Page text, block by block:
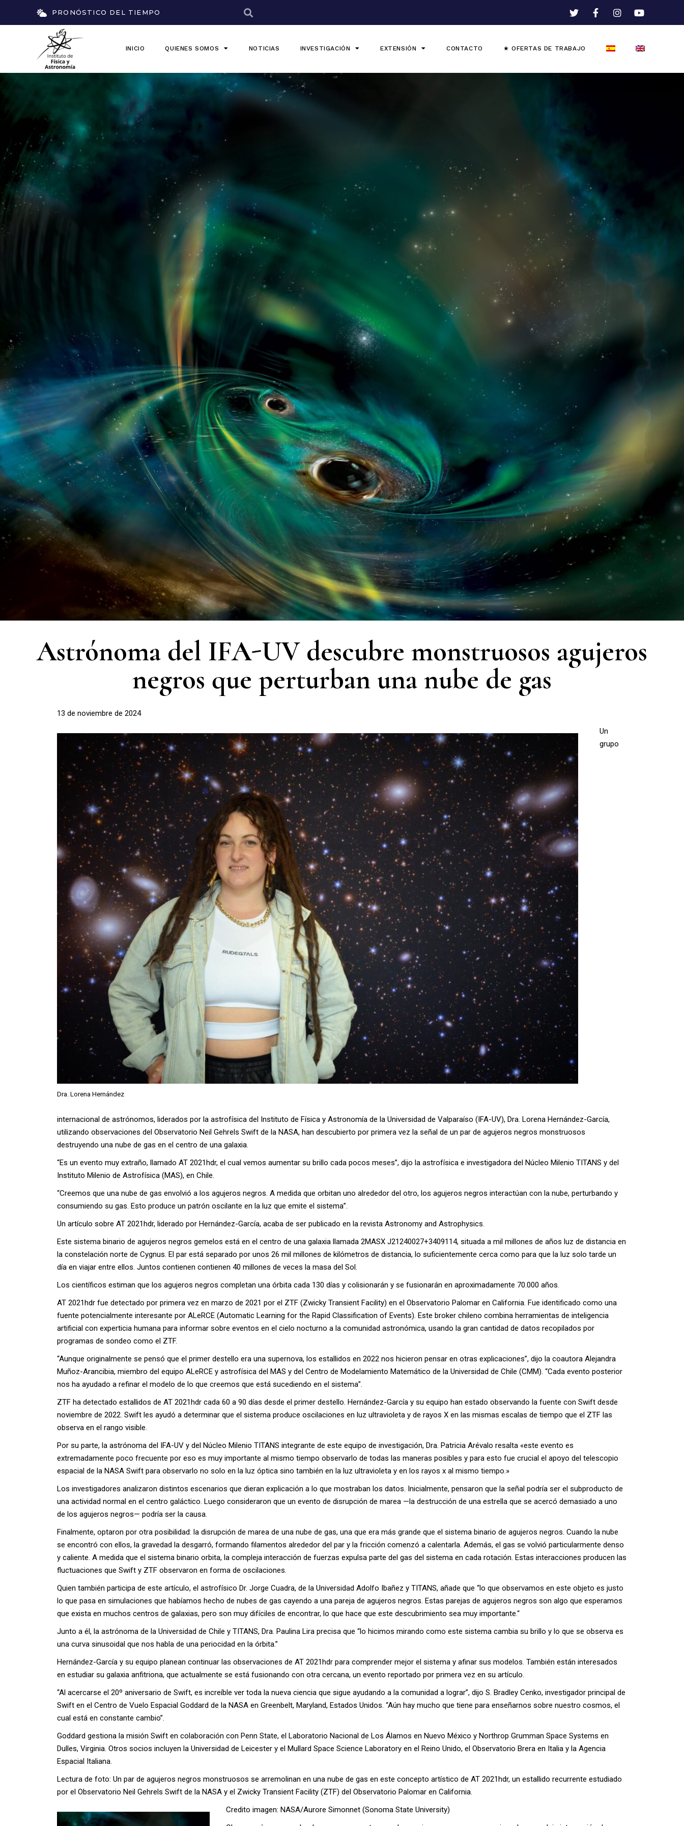
PRONÓSTICO DEL TIEMPO
INICIO QUIENES SOMOS NOTICIAS INVESTIGACIÓN EXTENSIÓN CONTACTO ★ OFERTAS DE TRABAJO
Astrónoma del IFA-UV descubre monstruosos agujeros
negros que perturban una nube de gas
13 de noviembre de 2024
Dra. Lorena Hernández
Un
grupo
internacional de astrónomos, liderados por la astrofísica del Instituto de Física y Astronomía de la Universidad de Valparaíso (IFA-UV), Dra. Lorena Hernández-García,
utilizando observaciones del Observatorio Neil Gehrels Swift de la NASA, han descubierto por primera vez la señal de un par de agujeros negros monstruosos
destruyendo una nube de gas en el centro de una galaxia.
“Es un evento muy extraño, llamado AT 2021hdr, el cual vemos aumentar su brillo cada pocos meses”, dijo la astrofísica e investigadora del Núcleo Milenio TITANS y del
Instituto Milenio de Astrofísica (MAS), en Chile.
“Creemos que una nube de gas envolvió a los agujeros negros. A medida que orbitan uno alrededor del otro, los agujeros negros interactúan con la nube, perturbando y
consumiendo su gas. Esto produce un patrón oscilante en la luz que emite el sistema”.
Un artículo sobre AT 2021hdr, liderado por Hernández-García, acaba de ser publicado en la revista Astronomy and Astrophysics.
Este sistema binario de agujeros negros gemelos está en el centro de una galaxia llamada 2MASX J21240027+3409114, situada a mil millones de años luz de distancia en
la constelación norte de Cygnus. El par está separado por unos 26 mil millones de kilómetros de distancia, lo suficientemente cerca como para que la luz solo tarde un
día en viajar entre ellos. Juntos contienen contienen 40 millones de veces la masa del Sol.
Los científicos estiman que los agujeros negros completan una órbita cada 130 días y colisionarán y se fusionarán en aproximadamente 70.000 años.
AT 2021hdr fue detectado por primera vez en marzo de 2021 por el ZTF (Zwicky Transient Facility) en el Observatorio Palomar en California. Fue identificado como una
fuente potencialmente interesante por ALeRCE (Automatic Learning for the Rapid Classification of Events). Este broker chileno combina herramientas de inteligencia
artificial con experticia humana para informar sobre eventos en el cielo nocturno a la comunidad astronómica, usando la gran cantidad de datos recopilados por
programas de sondeo como el ZTF.
“Aunque originalmente se pensó que el primer destello era una supernova, los estallidos en 2022 nos hicieron pensar en otras explicaciones”, dijo la coautora Alejandra
Muñoz-Arancibia, miembro del equipo ALeRCE y astrofísica del MAS y del Centro de Modelamiento Matemático de la Universidad de Chile (CMM). “Cada evento posterior
nos ha ayudado a refinar el modelo de lo que creemos que está sucediendo en el sistema”.
ZTF ha detectado estallidos de AT 2021hdr cada 60 a 90 días desde el primer destello. Hernández-García y su equipo han estado observando la fuente con Swift desde
noviembre de 2022. Swift les ayudó a determinar que el sistema produce oscilaciones en luz ultravioleta y de rayos X en las mismas escalas de tiempo que el ZTF las
observa en el rango visible.
Por su parte, la astrónoma del IFA-UV y del Núcleo Milenio TITANS integrante de este equipo de investigación, Dra. Patricia Arévalo resalta «este evento es
extremadamente poco frecuente por eso es muy importante al mismo tiempo observarlo de todas las maneras posibles y para esto fue crucial el apoyo del telescopio
espacial de la NASA Swift para observarlo no solo en la luz óptica sino también en la luz ultravioleta y en los rayos x al mismo tiempo.»
Los investigadores analizaron distintos escenarios que dieran explicación a lo que mostraban los datos. Inicialmente, pensaron que la señal podría ser el subproducto de
una actividad normal en el centro galáctico. Luego consideraron que un evento de disrupción de marea —la destrucción de una estrella que se acercó demasiado a uno
de los agujeros negros— podría ser la causa.
Finalmente, optaron por otra posibilidad: la disrupción de marea de una nube de gas, una que era más grande que el sistema binario de agujeros negros. Cuando la nube
se encontró con ellos, la gravedad la desgarró, formando filamentos alrededor del par y la fricción comenzó a calentarla. Además, el gas se volvió particularmente denso
y caliente. A medida que el sistema binario orbita, la compleja interacción de fuerzas expulsa parte del gas del sistema en cada rotación. Estas interacciones producen las
fluctuaciones que Swift y ZTF observaron en forma de oscilaciones.
Quien también participa de este artículo, el astrofísico Dr. Jorge Cuadra, de la Universidad Adolfo Ibañez y TITANS, añade que “lo que observamos en este objeto es justo
lo que pasa en simulaciones que habíamos hecho de nubes de gas cayendo a una pareja de agujeros negros. Estas parejas de agujeros negros son algo que esperamos
que exista en muchos centros de galaxias, pero son muy difíciles de encontrar, lo que hace que este descubrimiento sea muy importante.“
Junto a él, la astrónoma de la Universidad de Chile y TITANS, Dra. Paulina Lira precisa que “lo hicimos mirando como este sistema cambia su brillo y lo que se observa es
una curva sinusoidal que nos habla de una periocidad en la órbita.”
Hernández-García y su equipo planean continuar las observaciones de AT 2021hdr para comprender mejor el sistema y afinar sus modelos. También están interesados
en estudiar su galaxia anfitriona, que actualmente se está fusionando con otra cercana, un evento reportado por primera vez en su artículo.
“Al acercarse el 20º aniversario de Swift, es increíble ver toda la nueva ciencia que sigue ayudando a la comunidad a lograr”, dijo S. Bradley Cenko, investigador principal de
Swift en el Centro de Vuelo Espacial Goddard de la NASA en Greenbelt, Maryland, Estados Unidos. “Aún hay mucho que tiene para enseñarnos sobre nuestro cosmos, el
cual está en constante cambio”.
Goddard gestiona la misión Swift en colaboración con Penn State, el Laboratorio Nacional de Los Álamos en Nuevo México y Northrop Grumman Space Systems en
Dulles, Virginia. Otros socios incluyen la Universidad de Leicester y el Mullard Space Science Laboratory en el Reino Unido, el Observatorio Brera en Italia y la Agencia
Espacial Italiana.
Lectura de foto: Un par de agujeros negros monstruosos se arremolinan en una nube de gas en este concepto artístico de AT 2021hdr, un estallido recurrente estudiado
por el Observatorio Neil Gehrels Swift de la NASA y el Zwicky Transient Facility (ZTF) del Observatorio Palomar en California.
Credito imagen: NASA/Aurore Simonnet (Sonoma State University)